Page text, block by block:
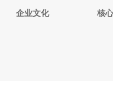
企业文化 核